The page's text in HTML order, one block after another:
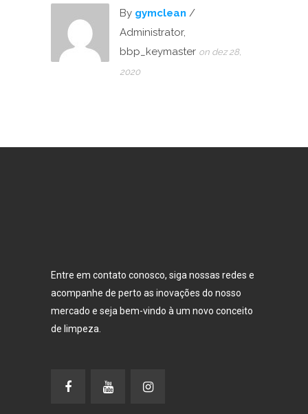
By gymclean /
Administrator,
bbp_keymaster on dez 28,
2020
Entre em contato conosco, siga nossas redes e
acompanhe de perto as inovações do nosso
mercado e seja bem-vindo à um novo conceito
de limpeza.